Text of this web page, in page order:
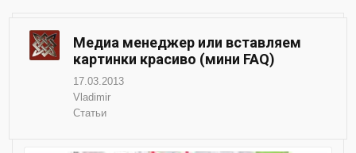
Медиа менеджер или вставляем
картинки красиво (мини FAQ)
17.03.2013
Vladimir
Статьи